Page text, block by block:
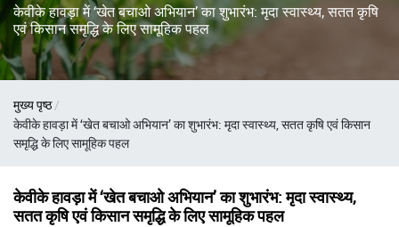
केवीके हावड़ा में ‘खेत बचाओ अभियान’ का शुभारंभ: मृदा स्वास्थ्य, सतत कृषि
एवं किसान समृद्धि के लिए सामूहिक पहल
पग
चिन्ह
मुख्य पृष्ठ
केवीके हावड़ा में ‘खेत बचाओ अभियान’ का शुभारंभ: मृदा स्वास्थ्य, सतत कृषि एवं किसान
समृद्धि के लिए सामूहिक पहल
केवीके हावड़ा में ‘खेत बचाओ अभियान’ का शुभारंभ: मृदा स्वास्थ्य,
सतत कृषि एवं किसान समृद्धि के लिए सामूहिक पहल